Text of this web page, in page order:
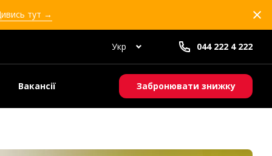
тут →
Укр 044 222 4 222
Вакансії Забронювати знижку